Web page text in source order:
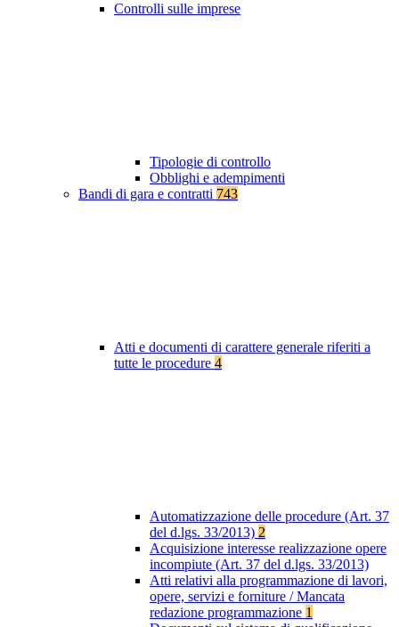
Controlli sulle imprese
Tipologie di controllo
Obblighi e adempimenti
Bandi di gara e contratti 743
Atti e documenti di carattere generale riferiti a
tutte le procedure 4
Automatizzazione delle procedure (Art. 37
del d.lgs. 33/2013) 2
Acquisizione interesse realizzazione opere
incompiute (Art. 37 del d.lgs. 33/2013)
Atti relativi alla programmazione di lavori,
opere, servizi e forniture / Mancata
redazione programmazione 1